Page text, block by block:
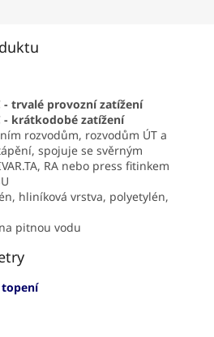
- trvalé provozní zatížení
- krátkodobé zatížení
rozvodům, rozvodům ÚT a
spojuje se svěrným
RA nebo press fitinkem
hliníková vrstva, polyetylén,
pitnou vodu
topení